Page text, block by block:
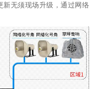
无须现场升级，通过网络